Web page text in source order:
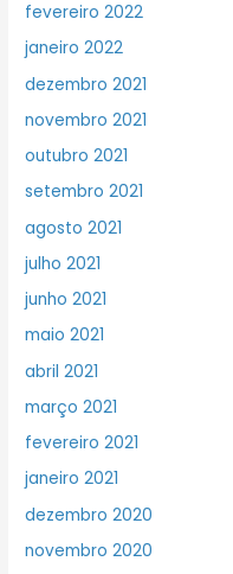
fevereiro 2022
janeiro 2022
dezembro 2021
novembro 2021
outubro 2021
setembro 2021
agosto 2021
julho 2021
junho 2021
maio 2021
abril 2021
março 2021
fevereiro 2021
janeiro 2021
dezembro 2020
novembro 2020